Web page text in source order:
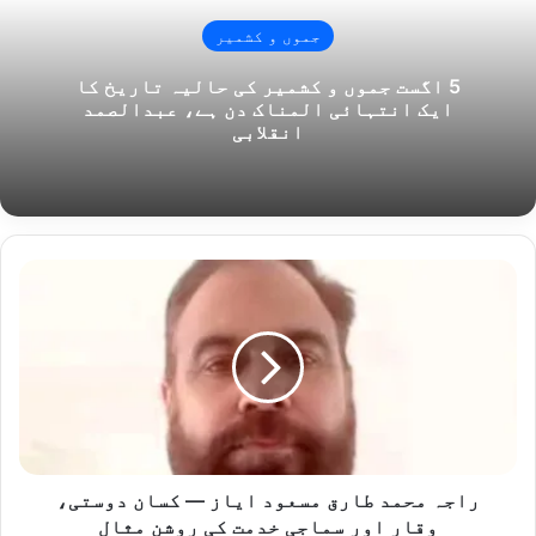
جموں و کشمیر
5 اگست جموں و کشمیر کی حالیہ تاریخ کا
ایک انتہائی المناک دن ہے، عبدالصمد
انقلابی
راجہ محمد طارق مسعود ایاز — کسان دوستی،
وقار اور سماجی خدمت کی روشن مثال